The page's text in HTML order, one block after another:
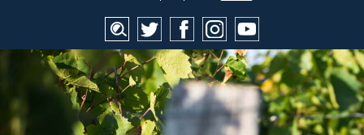
Recherche
pour :